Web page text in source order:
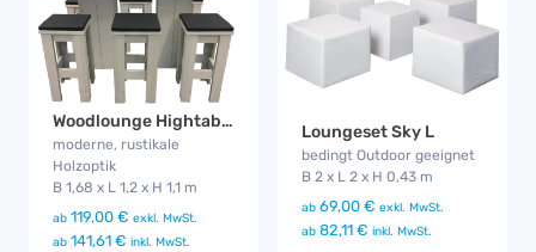
Woodlounge Hightable Set V2
moderne, rustikale
Holzoptik
B 1,68 x L 1,2 x H 1,1 m
ab 119,00 € exkl. MwSt.
ab 141,61 € inkl. MwSt.
Loungeset Sky L
bedingt Outdoor geeignet
B 2 x L 2 x H 0,43 m
ab 69,00 € exkl. MwSt.
ab 82,11 € inkl. MwSt.